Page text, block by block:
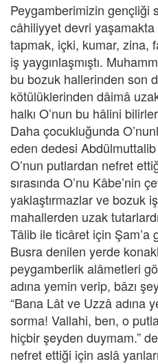
Peygamberimizin gençliği
câhiliyyet devri
tapmak, içki, kumar, zina,
iş yaygınlaşmıştı.
bu bozuk hallerinden son
kötülüklerinden dâimâ
halkı O’nun bu hâlini
Daha çocukluğunda
eden dedesi
O’nun putlardan nefret
sırasında O’nu Kâbe’nin
yaklaştırmazlar ve bozuk
mahallerden uzak
Tâlib ile ticâret için Şam’a
Busra denilen yerde
peygamberlik alâmetleri
adına yemin verip, bâzı
“Bana Lât ve Uzzâ adına
sorma! Vallahi, ben, o
hiçbir şeyden duymam.”
nefret ettiği için aslâ